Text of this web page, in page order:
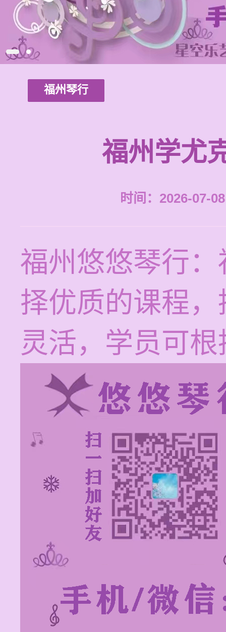
福州琴行
福州学尤
时间：2026-07-
福州悠悠琴行
择优质的课程
灵活，学员可